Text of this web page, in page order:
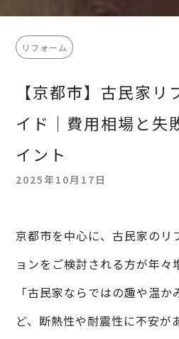
リフォーム
【京都市】古民家リ
イド｜費用相場と失
イント
2025年10月17日
京都市を中心に、古民家のリ
ョンをご検討される方が年々
「古民家ならではの趣や温
ど、断熱性や耐震性に不安が